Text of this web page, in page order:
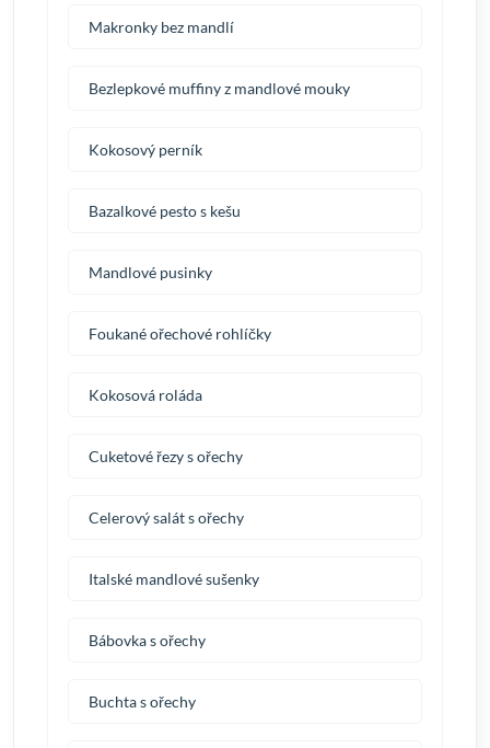
Makronky bez mandlí
Bezlepkové muffiny z mandlové mouky
Kokosový perník
Bazalkové pesto s kešu
Mandlové pusinky
Foukané ořechové rohlíčky
Kokosová roláda
Cuketové řezy s ořechy
Celerový salát s ořechy
Italské mandlové sušenky
Bábovka s ořechy
Buchta s ořechy